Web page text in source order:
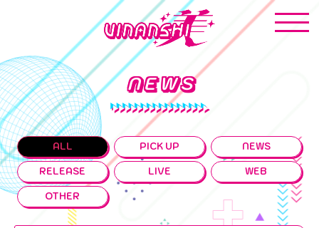
NEWS
ALL PICK UP NEWS
RELEASE LIVE WEB
OTHER